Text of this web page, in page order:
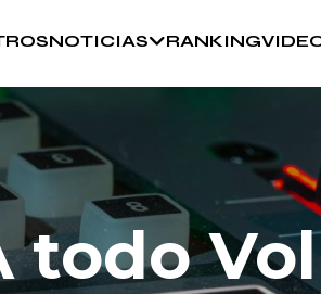
NOTICIAS RANKING
todo